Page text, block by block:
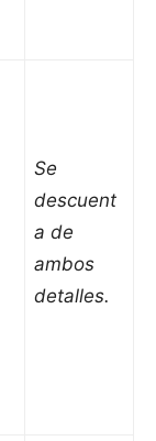
Se
descuent
a de
ambos
detalles.